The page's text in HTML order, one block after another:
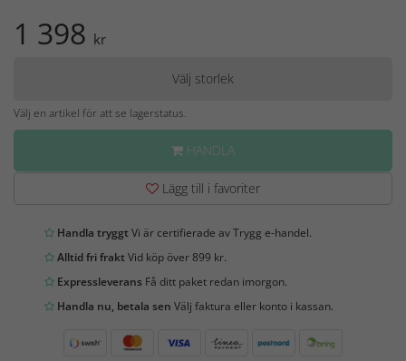
1 398 kr
Välj storlek
Välj en artikel för att se lagerstatus.
HANDLA
Lägg till i favoriter
Handla tryggtVi är certifierade av Trygg e-handel.
Alltid fri fraktVid köp över 899 kr.
Expressleverans Få ditt paket redan imorgon.
Handla nu, betala sen Välj faktura eller konto i kassan.